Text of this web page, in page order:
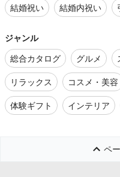
結婚祝い
結婚内祝い
ジャンル
総合カタログ
グルメ
リラックス
コスメ・美容
体験ギフト
インテリア
ペ